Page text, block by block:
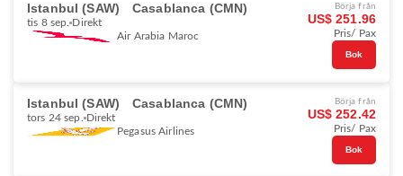
Istanbul (SAW) Casablanca (CMN)
tis 8 sep. Direkt
Air Arabia Maroc
Börja från
US$ 251.96
Pris/ Pax
Bok
Istanbul (SAW) Casablanca (CMN)
tors 24 sep. Direkt
Pegasus Airlines
Börja från
US$ 252.42
Pris/ Pax
Bok